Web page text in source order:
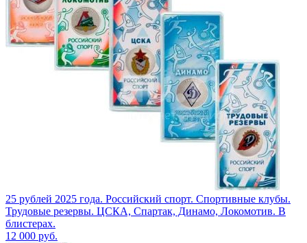
25 рублей 2025 года. Российский спорт. Спортивные клубы.
Трудовые резервы. ЦСКА, Спартак, Динамо, Локомотив. В
блистерах.
12 000 руб.